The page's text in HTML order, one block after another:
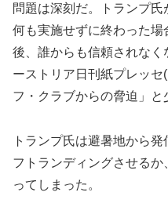
問題は深刻だ。トランプ氏
何も実施せずに終わった
後、誰からも信頼されな
ーストリア日刊紙プレッ
フ・クラブからの脅迫」と
トランプ氏は避暑地から
フトランディングさせる
ってしまった。